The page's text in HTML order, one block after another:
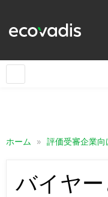
ホーム » 評価受審企業向
バイヤ